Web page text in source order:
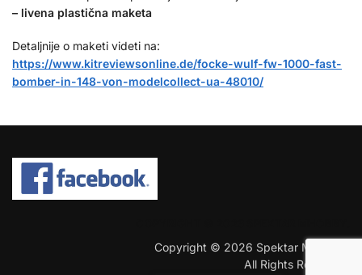
– livena plastična maketa
Detaljnije o maketi videti na:
https://www.kitreviewsonline.de/focke-wulf-fw-1000-fast-
bomber-in-148-von-modelcollect-ua-48010/
Copyright © 2026 Spektar MHobby.
All Rights Reserved.